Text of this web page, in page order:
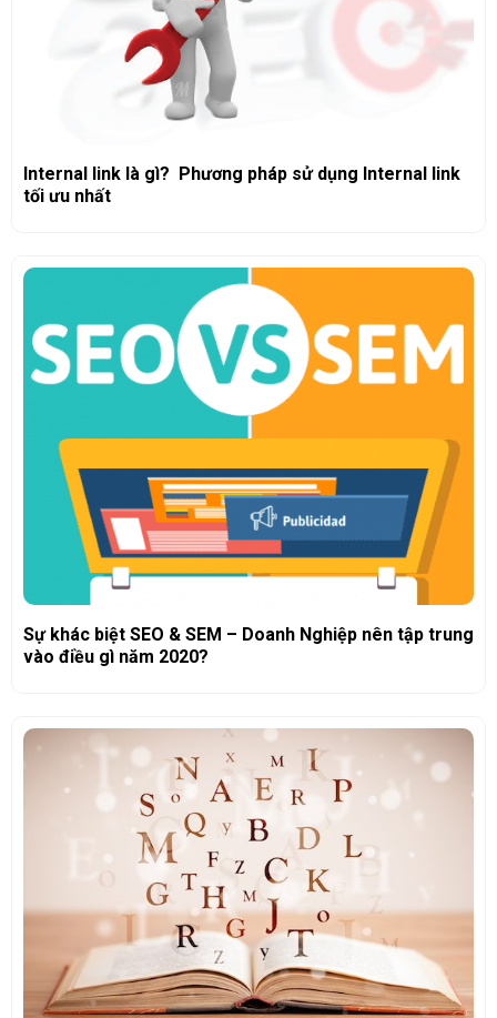
Internal link là gì? Phương pháp sử dụng Internal link
tối ưu nhất
Sự khác biệt SEO & SEM – Doanh Nghiệp nên tập trung
vào điều gì năm 2020?